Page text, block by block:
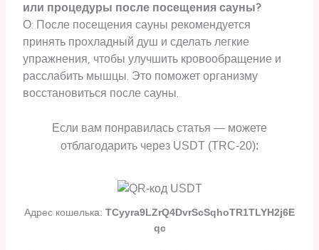
или процедуры после посещения сауны?
О: После посещения сауны рекомендуется
принять прохладный душ и сделать легкие
упражнения, чтобы улучшить кровообращение и
расслабить мышцы. Это поможет организму
восстановиться после сауны.
Если вам понравилась статья — можете
отблагодарить через USDT (TRC-20):
Адрес кошелька: TCyyra9LZrQ4DvrScSqhoTR1TLYH2j6E
qc